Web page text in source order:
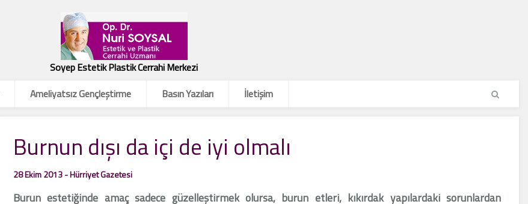
Soyep Estetik Plastik Cerrahi Merkezi
Ameliyatsız Gençleştirme Basın Yazıları İletişim
Burnun dışı da içi de iyi olmalı
28 Ekim 2013 - Hürriyet Gazetesi
Burun estetiğinde amaç sadece güzelleştirmek olursa, burun etleri, kıkırdak yapılardaki sorunlardan